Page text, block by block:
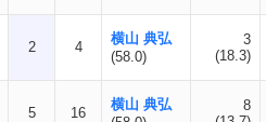
2 4
横山 典弘
(58.0)
3
(18.3)
5 16
横山 典弘
8